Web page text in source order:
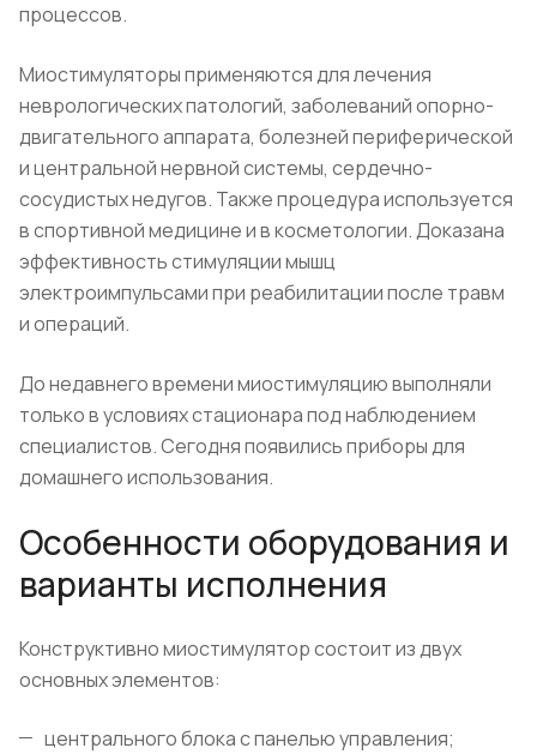
процессов.
Миостимуляторы применяются для лечения
неврологических патологий, заболеваний опорно-
двигательного аппарата, болезней периферической
и центральной нервной системы, сердечно-
сосудистых недугов. Также процедура используется
в спортивной медицине и в косметологии. Доказана
эффективность стимуляции мышц
электроимпульсами при реабилитации после травм
и операций.
До недавнего времени миостимуляцию выполняли
только в условиях стационара под наблюдением
специалистов. Сегодня появились приборы для
домашнего использования.
Особенности оборудования и
варианты исполнения
Конструктивно миостимулятор состоит из двух
основных элементов:
центрального блока с панелью управления;